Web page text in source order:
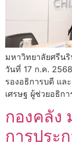
มหาวิทยาลัยศรีน
วันที่ 17 ก.ค.
รองอธิการบดี แล
เศรษฐ ผู้ช่วยอธิก
กองคลัง
การประ